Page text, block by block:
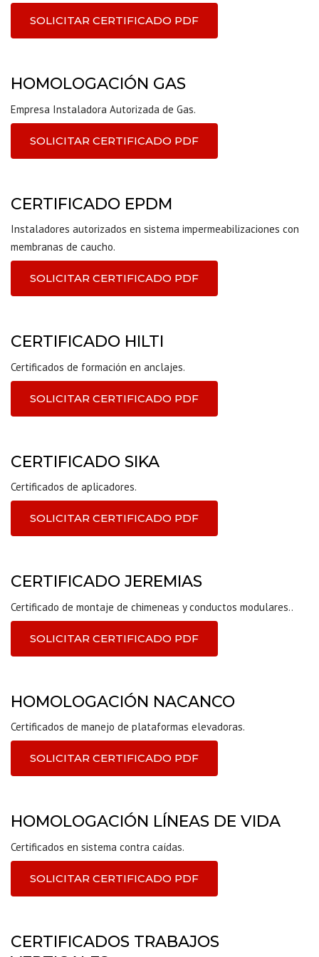
SOLICITAR CERTIFICADO PDF
HOMOLOGACIÓN GAS
Empresa Instaladora Autorizada de Gas.
SOLICITAR CERTIFICADO PDF
CERTIFICADO EPDM
Instaladores autorizados en sistema impermeabilizaciones con
membranas de caucho.
SOLICITAR CERTIFICADO PDF
CERTIFICADO HILTI
Certificados de formación en anclajes.
SOLICITAR CERTIFICADO PDF
CERTIFICADO SIKA
Certificados de aplicadores.
SOLICITAR CERTIFICADO PDF
CERTIFICADO JEREMIAS
Certificado de montaje de chimeneas y conductos modulares..
SOLICITAR CERTIFICADO PDF
HOMOLOGACIÓN NACANCO
Certificados de manejo de plataformas elevadoras.
SOLICITAR CERTIFICADO PDF
HOMOLOGACIÓN LÍNEAS DE VIDA
Certificados en sistema contra caídas.
SOLICITAR CERTIFICADO PDF
CERTIFICADOS TRABAJOS